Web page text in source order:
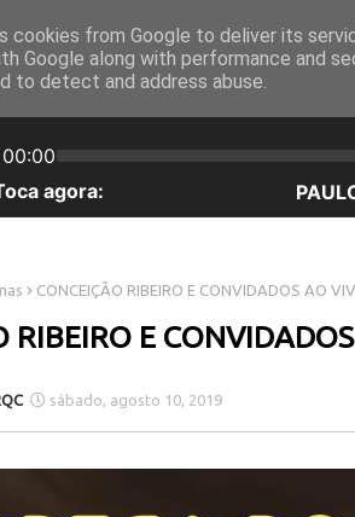
INICÍO SOBRE NÓS EQUIPA
CONCEIÇÃO RIBEIRO E CONVIDADOS AO
RIBEIRO E
sábado, agosto 10, 2019
cookies from Google to deliver its
Google along with performance and
to detect and address abuse.